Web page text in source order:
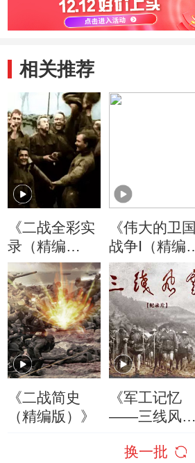
相关推荐
《二战全彩实
录（精编
版）》
《伟大的卫国
战争Ⅰ（精编
版）》
《二战简史
（精编版）》
《军工记忆
——三线风
换一批